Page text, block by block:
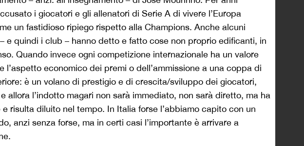
i giocatori e gli allenatori di Serie A di vivere l’Europa
un fastidioso ripiego rispetto alla Champions. Anche alcuni
e quindi i club – hanno detto e fatto cose non proprio edificanti, in
Quando invece ogni competizione internazionale ha un valore
l’aspetto economico dei premi o dell’ammissione a una coppa di
è un volano di prestigio e di crescita/sviluppo dei giocatori,
allora l’indotto magari non sarà immediato, non sarà diretto, ma ha
e risulta diluito nel tempo. In Italia forse l’abbiamo capito con un
anzi senza forse, ma in certi casi l’importante è arrivare a